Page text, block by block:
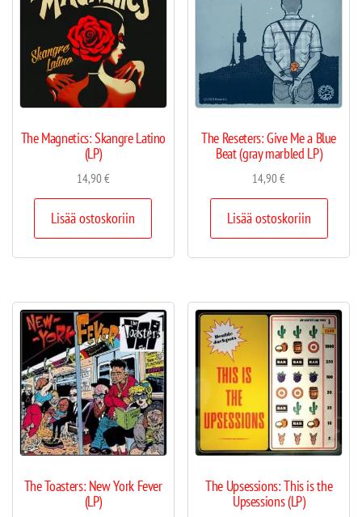
The Magnetics: Skangre Latino
(LP)
14,90€
Lisää ostoskoriin
The Reseters: Give Me a Blue
Beat (gray marbled LP)
14,90€
Lisää ostoskoriin
The Toasters: New York Fever
(LP)
The Upsessions: This is the
Upsessions (LP)